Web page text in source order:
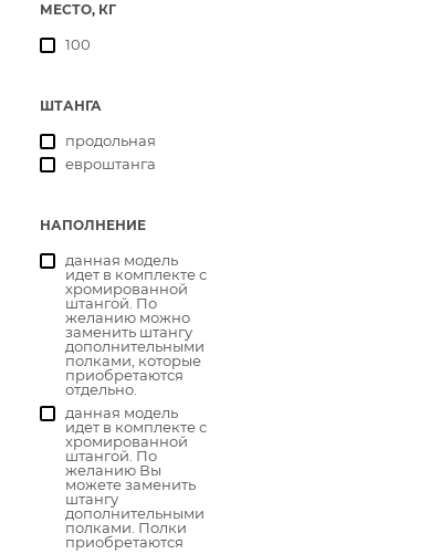
МЕСТО, КГ
100
ШТАНГА
продольная
евроштанга
НАПОЛНЕНИЕ
данная модель
идет в комплекте с
хромированной
штангой. По
желанию можно
заменить штангу
дополнительными
полками, которые
приобретаются
отдельно.
данная модель
идет в комплекте с
хромированной
штангой. По
желанию Вы
можете заменить
штангу
дополнительными
полками. Полки
приобретаются